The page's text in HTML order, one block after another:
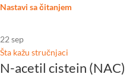
Nastavi sa čitanjem
22 sep
Šta kažu stručnjaci
N-acetil cistein (NAC)